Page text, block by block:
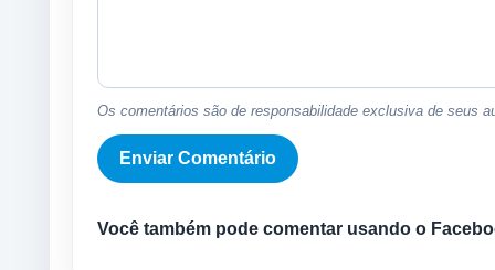
Os comentários são de responsabilidade exclusiva de seus
Você também pode comentar usando o